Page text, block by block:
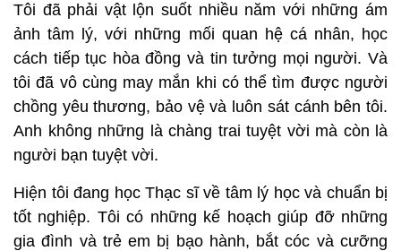
Tôi đã phải vật lộn suốt nhiều năm với những ám
ảnh tâm lý, với những mối quan hệ cá nhân, học
cách tiếp tục hòa đồng và tin tưởng mọi người. Và
tôi đã vô cùng may mắn khi có thể tìm được người
chồng yêu thương, bảo vệ và luôn sát cánh bên tôi.
Anh không những là chàng trai tuyệt vời mà còn là
người bạn tuyệt vời.
Hiện tôi đang học Thạc sĩ về tâm lý học và chuẩn bị
tốt nghiệp. Tôi có những kế hoạch giúp đỡ những
gia đình và trẻ em bị bạo hành, bắt cóc và cưỡng